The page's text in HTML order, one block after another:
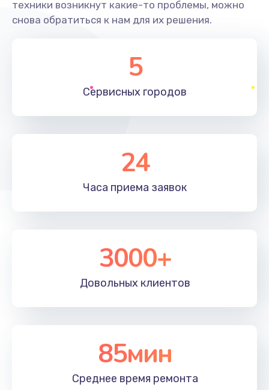
техники возникнут какие-то проблемы, можно
снова обратиться к нам для их решения.
5
Сервисных городов
24
Часа приема заявок
3000+
Довольных клиентов
85мин
Среднее время ремонта